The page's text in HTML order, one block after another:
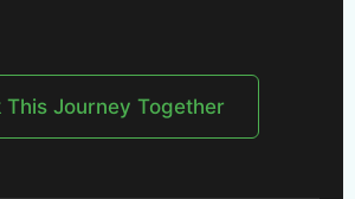
This Journey Together